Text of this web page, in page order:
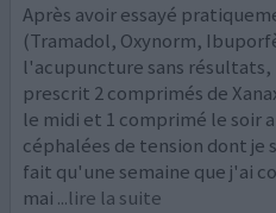
Après avoir essayé
(Tramadol, Oxynorm,
l'acupuncture sans
prescrit 2 comprimés de
le midi et 1 comprimé le soir
céphalées de tension dont je
fait qu'une semaine que j'ai
mai ...lire la suite